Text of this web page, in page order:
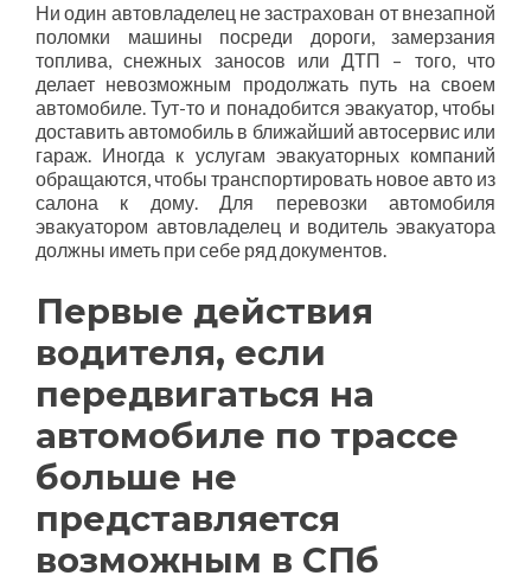
Ни один автовладелец не застрахован от внезапной
поломки машины посреди дороги, замерзания
топлива, снежных заносов или ДТП – того, что
делает невозможным продолжать путь на своем
автомобиле.Тут-то и понадобится эвакуатор, чтобы
доставить автомобиль в ближайший автосервис или
гараж. Иногда к услугам эвакуаторных компаний
обращаются, чтобы транспортировать новое авто из
салона к дому. Для перевозки автомобиля
эвакуатором автовладелец и водитель эвакуатора
должны иметь при себе ряд документов.
Первые действия
водителя, если
передвигаться на
автомобиле по трассе
больше не
представляется
возможным в СПб